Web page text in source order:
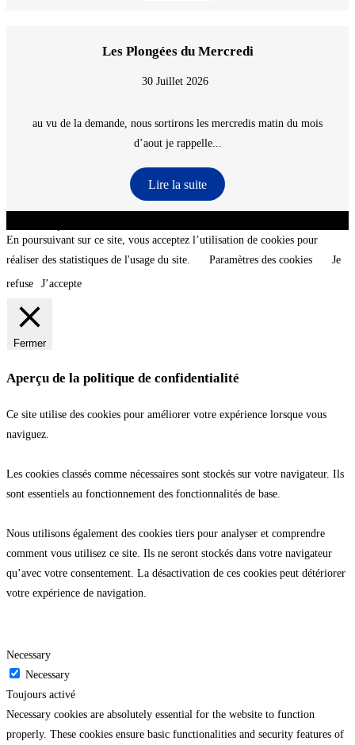
Les Plongées du Mercredi
30 Juillet 2026
au vu de la demande, nous sortirons les mercredis matin du mois
d’aout je rappelle...
Lire la suite
En poursuivant sur ce site, vous acceptez l’utilisation de cookies pour
réaliser des statistiques de l'usage du site.
Paramètres des cookies
Je
refuse
J’accepte
Fermer
Aperçu de la politique de confidentialité
Ce site utilise des cookies pour améliorer votre expérience lorsque vous
naviguez.
Les cookies classés comme nécessaires sont stockés sur votre navigateur. Ils
sont essentiels au fonctionnement des fonctionnalités de base.
Nous utilisons également des cookies tiers pour analyser et comprendre
comment vous utilisez ce site. Ils ne seront stockés dans votre navigateur
qu’avec votre consentement. La désactivation de ces cookies peut détériorer
votre expérience de navigation.
Necessary
Necessary
Toujours activé
Necessary cookies are absolutely essential for the website to function
properly. These cookies ensure basic functionalities and security features of